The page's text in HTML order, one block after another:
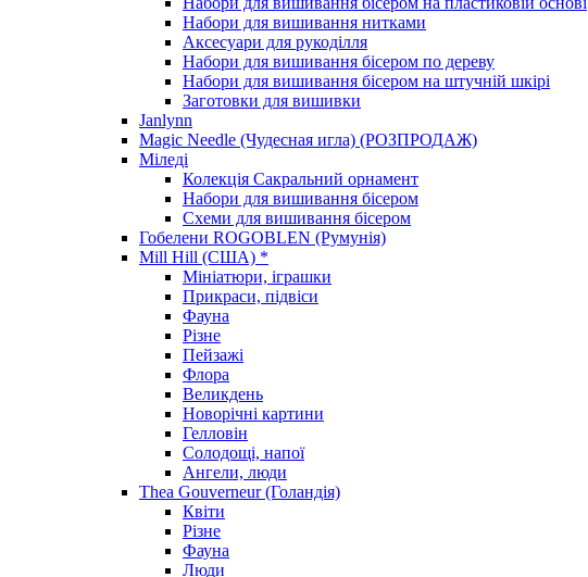
Набори для вишивання нитками
Аксесуари для рукоділля
Набори для вишивання бісером по дереву
Набори для вишивання бісером на штучній шкірі
Заготовки для вишивки
Janlynn
Magic Needle (Чудесная игла) (РОЗПРОДАЖ)
Міледі
Колекція Сакральний орнамент
Набори для вишивання бісером
Схеми для вишивання бісером
Гобелени ROGOBLEN (Румунія)
Mill Hill (США) *
Мініатюри, іграшки
Прикраси, підвіси
Фауна
Різне
Пейзажі
Флора
Великдень
Новорічні картини
Гелловін
Солодощі, напої
Ангели, люди
Thea Gouverneur (Голандія)
Квіти
Різне
Фауна
Люди